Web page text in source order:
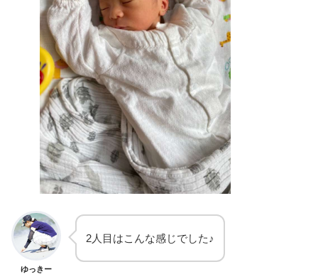
ゆっきー
2人目はこんな感じでした♪